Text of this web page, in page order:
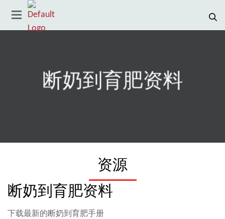
断奶到育肥资料
资源
断奶到育肥资料
下载最新的断奶到育肥手册